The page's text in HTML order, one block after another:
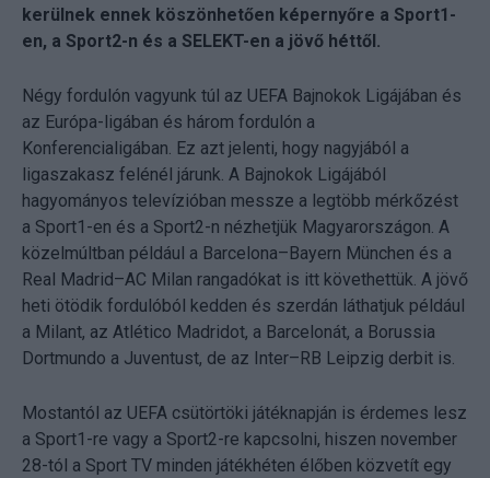
kerülnek ennek köszönhetően képernyőre a Sport1-
en, a Sport2-n és a SELEKT-en a jövő héttől.
Négy fordulón vagyunk túl az UEFA Bajnokok Ligájában és
az Európa-ligában és három fordulón a
Konferencialigában. Ez azt jelenti, hogy nagyjából a
ligaszakasz felénél járunk. A Bajnokok Ligájából
hagyományos televízióban messze a legtöbb mérkőzést
a Sport1-en és a Sport2-n nézhetjük Magyarországon. A
közelmúltban például a Barcelona–Bayern München és a
Real Madrid–AC Milan rangadókat is itt követhettük. A jövő
heti ötödik fordulóból kedden és szerdán láthatjuk például
a Milant, az Atlético Madridot, a Barcelonát, a Borussia
Dortmundo a Juventust, de az Inter–RB Leipzig derbit is.
Mostantól az UEFA csütörtöki játéknapján is érdemes lesz
a Sport1-re vagy a Sport2-re kapcsolni, hiszen november
28-tól a Sport TV minden játékhéten élőben közvetít egy